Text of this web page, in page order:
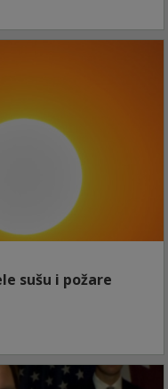
sušu i požare